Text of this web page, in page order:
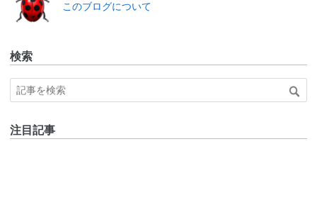
このブログについて
検索
注目記事